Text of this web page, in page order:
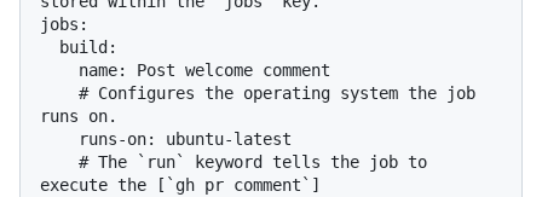
jobs:
runs on.
execute the [`gh pr comment`]